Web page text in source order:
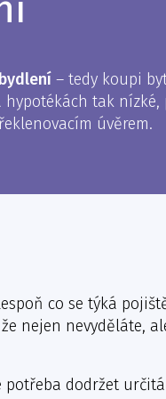
– tedy koupi
tak nízké,
úvěrem.
co se týká
nejen nevyděláte,
dodržet